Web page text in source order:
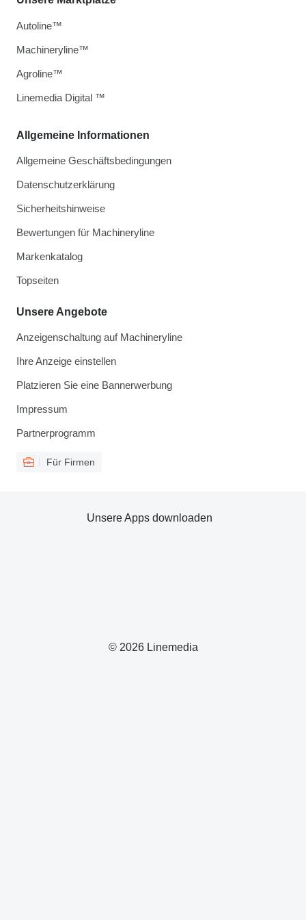
Allgemeine Informationen
Allgemeine Geschäftsbedingungen
Datenschutzerklärung
Sicherheitshinweise
Bewertungen für Machineryline
Markenkatalog
Topseiten
Unsere Angebote
Anzeigenschaltung auf Machineryline
Ihre Anzeige einstellen
Platzieren Sie eine Bannerwerbung
Impressum
Partnerprogramm
Für Firmen
Autoline™
Machineryline™
Agroline™
Linemedia Digital ™
© 2026 Linemedia
Unsere Apps downloaden